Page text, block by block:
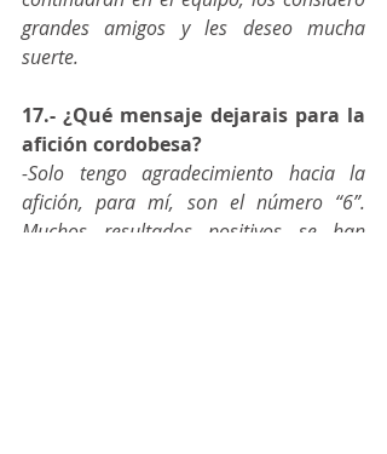
grandes amigos y les deseo mucha
suerte.
17.- ¿Qué mensaje dejarais para la
afición cordobesa?
-Solo tengo agradecimiento hacia la
afición, para mí, son el número “6”.
Muchos resultados positivos se han